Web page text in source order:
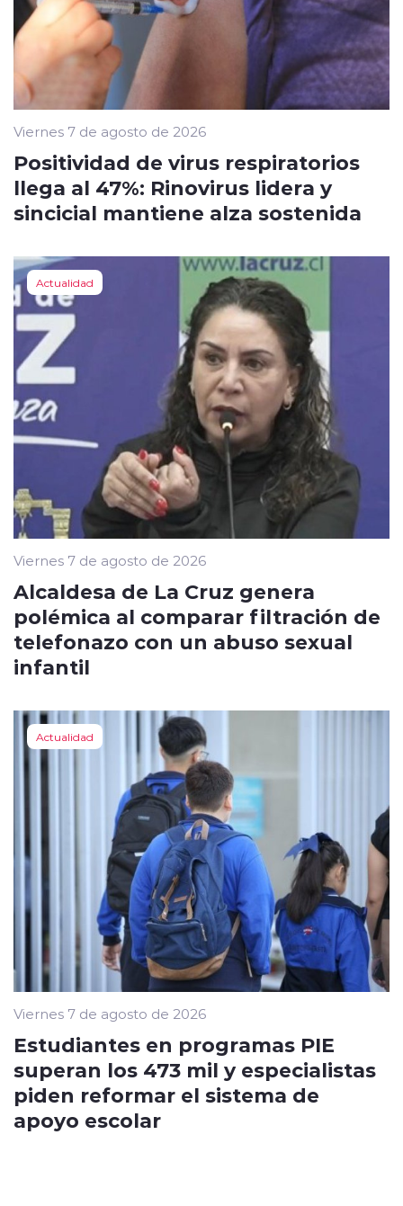
Viernes 7 de agosto de 2026
Positividad de virus respiratorios
llega al 47%: Rinovirus lidera y
sincicial mantiene alza sostenida
Actualidad
Viernes 7 de agosto de 2026
Alcaldesa de La Cruz genera
polémica al comparar filtración de
telefonazo con un abuso sexual
infantil
Actualidad
Viernes 7 de agosto de 2026
Estudiantes en programas PIE
superan los 473 mil y especialistas
piden reformar el sistema de
apoyo escolar